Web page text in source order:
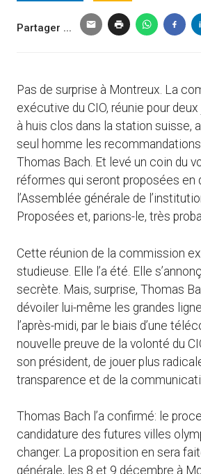
Partager ...
Pas de surprise à Montreux. La
exécutive du CIO, réunie pour
à huis clos dans la station suisse,
seul homme les
Thomas Bach. Et levé un coin du
réformes qui seront proposées en
l’Assemblée générale de
Proposées et, parions-le, très
Cette réunion de la commission
studieuse. Elle l’a été. Elle
secrète. Mais, surprise, Thomas
dévoiler lui-même les grandes
l’après-midi, par le biais d’une
nouvelle preuve de la volonté du
son président, de jouer plus
transparence et de la
Thomas Bach l’a confirmé: le
candidature des futures villes
changer. La proposition en sera
générale, les 8 et 9 décembre à